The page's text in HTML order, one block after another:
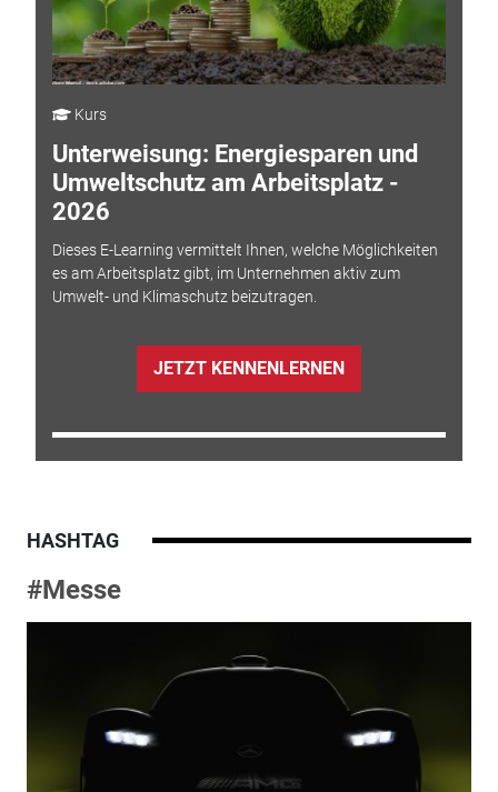
Kurs
Unterweisung: Energiesparen und
Umweltschutz am Arbeitsplatz -
2026
Dieses E-Learning vermittelt Ihnen, welche Möglichkeiten
es am Arbeitsplatz gibt, im Unternehmen aktiv zum
Umwelt- und Klimaschutz beizutragen.
JETZT KENNENLERNEN
HASHTAG
#Messe